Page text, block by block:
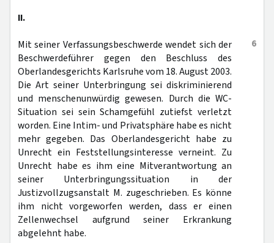
II.
6
Mit seiner Verfassungsbeschwerde wendet sich der
Beschwerdeführer gegen den Beschluss des
Oberlandesgerichts Karlsruhe vom 18. August 2003.
Die Art seiner Unterbringung sei diskriminierend
und menschenunwürdig gewesen. Durch die WC-
Situation sei sein Schamgefühl zutiefst verletzt
worden. Eine Intim- und Privatsphäre habe es nicht
mehr gegeben. Das Oberlandesgericht habe zu
Unrecht ein Feststellungsinteresse verneint. Zu
Unrecht habe es ihm eine Mitverantwortung an
seiner Unterbringungssituation in der
Justizvollzugsanstalt M. zugeschrieben. Es könne
ihm nicht vorgeworfen werden, dass er einen
Zellenwechsel aufgrund seiner Erkrankung
abgelehnt habe.